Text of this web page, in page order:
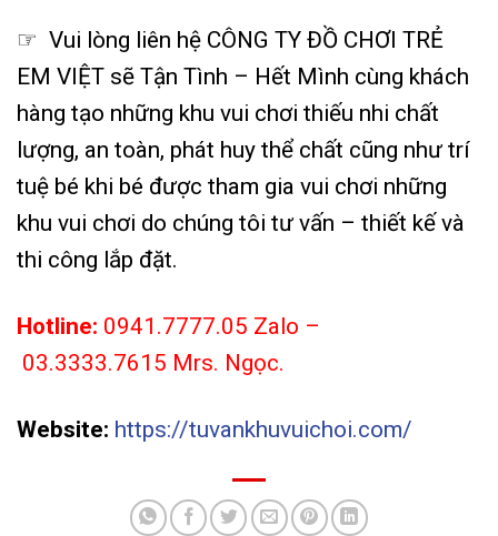
☞ Vui lòng liên hệ CÔNG TY ĐỒ CHƠI TRẺ
EM VIỆT sẽ Tận Tình – Hết Mình cùng khách
hàng tạo những khu vui chơi thiếu nhi chất
lượng, an toàn, phát huy thể chất cũng như trí
tuệ bé khi bé được tham gia vui chơi những
khu vui chơi do chúng tôi tư vấn – thiết kế và
thi công lắp đặt.
Hotline: 0941.7777.05 Zalo –
03.3333.7615 Mrs. Ngọc.
Website: https://tuvankhuvuichoi.com/